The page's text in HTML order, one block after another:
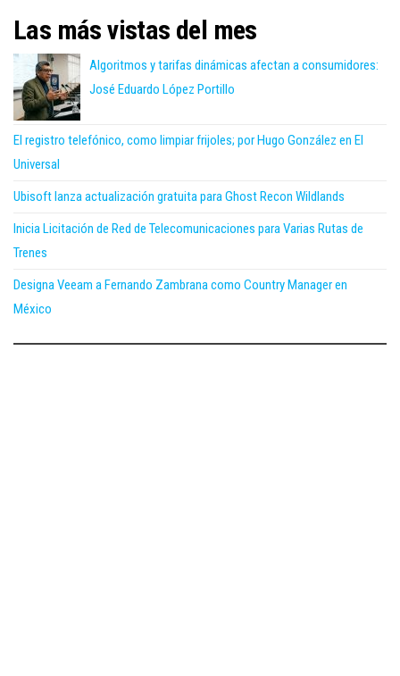
Las más vistas del mes
Algoritmos y tarifas dinámicas afectan a consumidores:
José Eduardo López Portillo
El registro telefónico, como limpiar frijoles; por Hugo González en El
Universal
Ubisoft lanza actualización gratuita para Ghost Recon Wildlands
Inicia Licitación de Red de Telecomunicaciones para Varias Rutas de
Trenes
Designa Veeam a Fernando Zambrana como Country Manager en
México